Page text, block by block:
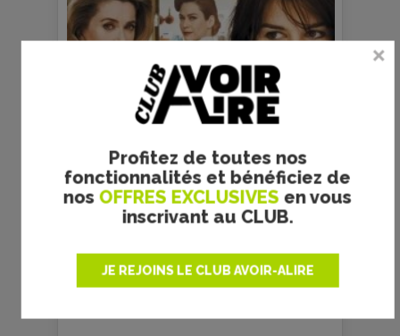
Profitez de toutes nos
fonctionnalités et bénéficiez de
nos OFFRES EXCLUSIVES en vous
inscrivant au CLUB.
JE REJOINS LE CLUB AVOIR-ALIRE
© Philippe Guilbert
prec suiv